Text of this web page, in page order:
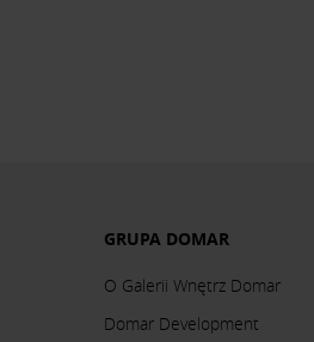
GRUPA DOMAR
O Galerii Wnętrz Domar
Domar Development